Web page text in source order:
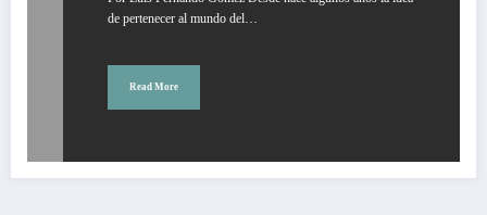
de pertenecer al mundo del…
Read More